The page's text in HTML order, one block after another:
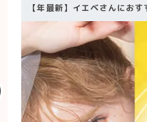
【年最新】イエベさんにおす